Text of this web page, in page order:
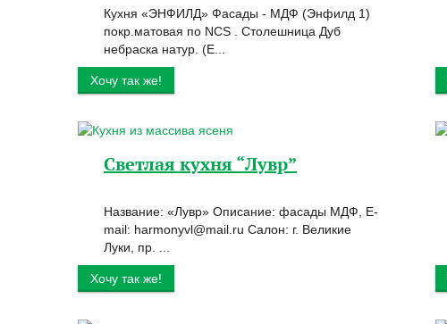
Кухня «ЭНФИЛД» Фасады - МДФ (Энфилд 1)
покр.матовая по NCS . Столешница Дуб
небраска натур. (E...
Хочу так же!
Светлая кухня “Лувр”
Название: «Лувр» Описание: фасады МДФ, E-
mail: harmonyvl@mail.ru Салон: г. Великие
Луки, пр. ...
Хочу так же!